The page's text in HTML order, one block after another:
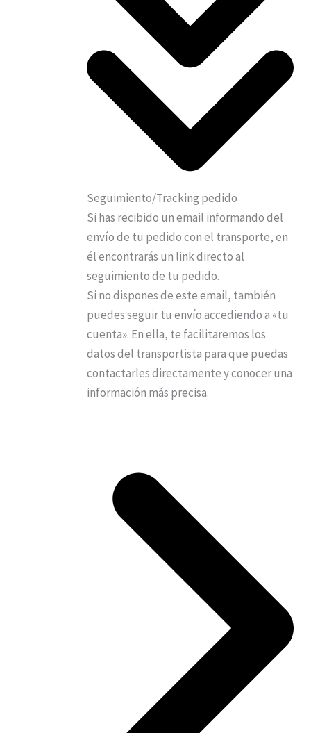
Seguimiento/Tracking pedido
Si has recibido un email informando del
envío de tu pedido con el transporte, en
él encontrarás un link directo al
seguimiento de tu pedido.
Si no dispones de este email, también
puedes seguir tu envío accediendo a «tu
cuenta». En ella, te facilitaremos los
datos del transportista para que puedas
contactarles directamente y conocer una
información más precisa.